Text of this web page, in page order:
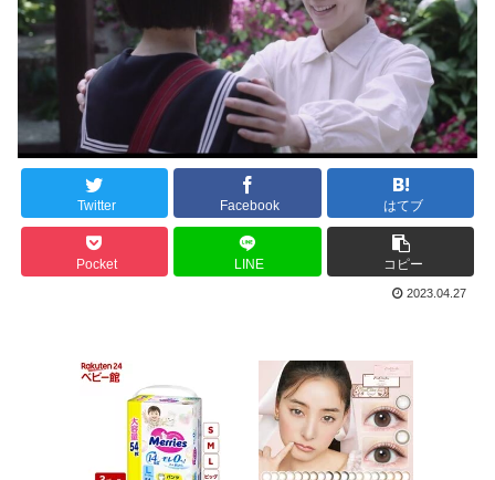
Twitter Facebook はてブ
Pocket LINE コピー
2023.04.27